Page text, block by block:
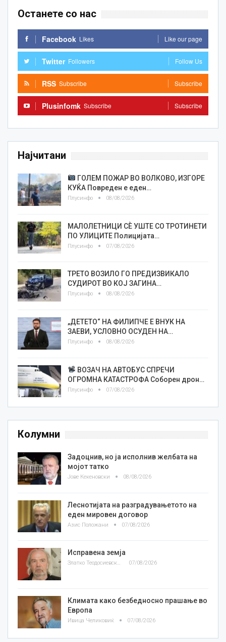
Останете со нас
Facebook Likes Like our page
Twitter Followers Follow Us
RSS Subscribe Subscribe
Plusinfomk Subscribe Subscribe
Најчитани
ГОЛЕМ ПОЖАР ВО ВОЛКОВО, ИЗГОРЕ
КУЌА Повреден е еден…
Плусинфо 08/08/2026
МАЛОЛЕТНИЦИ СÈ УШТЕ СО ТРОТИНЕТИ
ПО УЛИЦИТЕ Полицијата…
Плусинфо 07/08/2026
ТРЕТО ВОЗИЛО ГО ПРЕДИЗВИКАЛО
СУДИРОТ ВО КОЈ ЗАГИНА…
Плусинфо 08/08/2026
„ДЕТЕТО“ НА ФИЛИПЧЕ Е ВНУК НА
ЗАЕВИ, УСЛОВНО ОСУДЕН НА…
Плусинфо 08/08/2026
ВОЗАЧ НА АВТОБУС СПРЕЧИ
ОГРОМНА КАТАСТРОФА Соборен дрон…
Плусинфо 07/08/2026
Колумни
Задоцнив, но ја исполнив желбата на
мојот татко
Јове Кекеновски 08/08/2026
Леснотијата на разградувањетото на
еден мировен договор
Азис Положани 07/08/2026
Исправена земја
Златко Теодосиевски 07/08/2026
Климата како безбедносно прашање во
Европа
Ивица Челиковиќ 07/08/2026